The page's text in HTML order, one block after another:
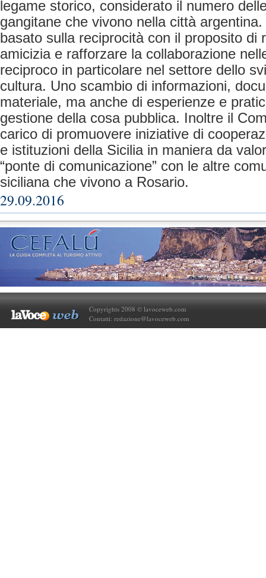
legame storico, considerato il numero
gangitane che vivono nella città
basato sulla reciprocità con il proposito di
amicizia e rafforzare la collaborazione
reciproco in particolare nel settore dello
cultura. Uno scambio di informazioni,
materiale, ma anche di esperienze e
gestione della cosa pubblica. Inoltre il
carico di promuovere iniziative di
e istituzioni della Sicilia in maniera da
“ponte di comunicazione” con le altre
siciliana che vivono a Rosario.
29.09.2016
Copyrights 2008 © lavoceweb.com
Contatti: redazione@lavoceweb.com